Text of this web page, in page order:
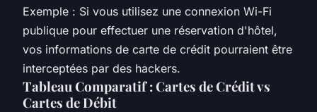
Exemple : Si vous utilisez une connexion Wi-Fi
publique pour effectuer une réservation d'hôtel,
vos informations de carte de crédit pourraient être
interceptées par des hackers.
Tableau Comparatif : Cartes de Crédit vs
Cartes de Débit